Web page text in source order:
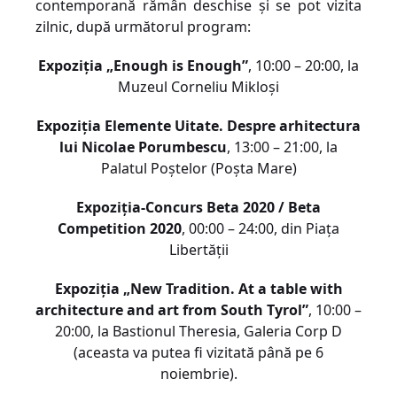
contemporană rămân deschise și se pot vizita
zilnic, după următorul program:
Expoziția „Enough is Enough”, 10:00 – 20:00, la
Muzeul Corneliu Mikloși
Expoziția Elemente Uitate. Despre arhitectura
lui Nicolae Porumbescu, 13:00 – 21:00, la
Palatul Poștelor (Poșta Mare)
Expoziția-Concurs Beta 2020 / Beta
Competition 2020, 00:00 – 24:00, din Piața
Libertății
Expoziția „New Tradition. At a table with
architecture and art from South Tyrol”, 10:00 –
20:00, la Bastionul Theresia, Galeria Corp D
(aceasta va putea fi vizitată până pe 6
noiembrie).